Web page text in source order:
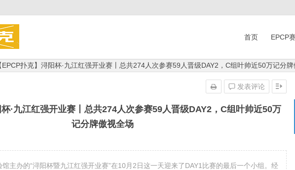
首页 EPCP
EPCP扑克】浔阳杯·九江红强开业赛丨总共274人次参赛59人晋级DAY2，C组叶帅近50万记分
杯·九江红强开业赛丨总共274人次参赛59人晋级DAY2，C组叶帅近50万
记分牌傲视全场
发表评论
主办的“浔阳杯暨九江红强开业赛”在10月2日这一天迎来了DAY1比赛的最后一个小组。经